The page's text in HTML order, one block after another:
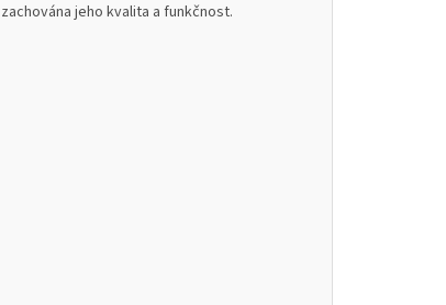
jeho kvalita a funkčnost.